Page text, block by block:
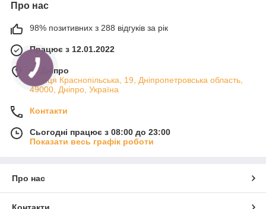
Про нас
98% позитивних з 288 відгуків за рік
Працює з 12.01.2022
м. Дніпро
вулиця Краснопільська, 19, Дніпропетровська область,
49000, Дніпро, Україна
Контакти
Сьогодні працює з 08:00 до 23:00
Показати весь графік роботи
Про нас